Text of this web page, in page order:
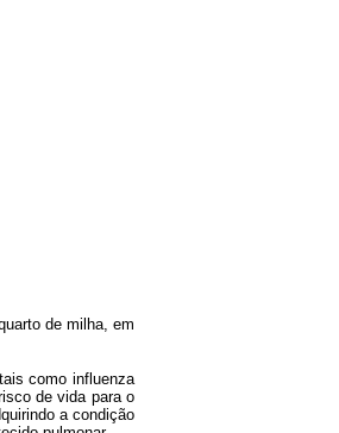
de milha, em
como influenza
de vida para o
a condição